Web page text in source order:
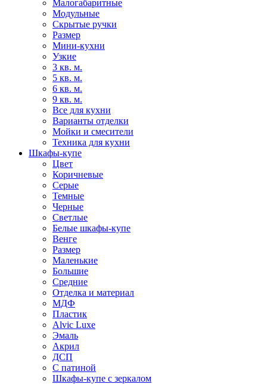
Малогабаритные
Модульные
Скрытые ручки
Размер
Мини-кухни
Узкие
3 кв. м.
5 кв. м.
6 кв. м.
9 кв. м.
Все для кухни
Варианты отделки
Мойки и смесители
Техника для кухни
Шкафы-купе
Цвет
Коричневые
Серые
Темные
Черные
Светлые
Белые шкафы-купе
Венге
Размер
Маленькие
Большие
Средние
Отделка и материал
МДФ
Пластик
Alvic Luxe
Эмаль
Акрил
ДСП
С патиной
Шкафы-купе с зеркалом